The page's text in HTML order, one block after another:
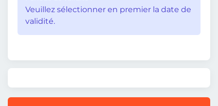
Veuillez sélectionner en premier la date de
validité.